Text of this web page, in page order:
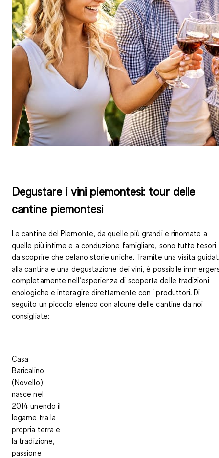
Degustare i vini piemontesi: tour delle
cantine piemontesi
Le cantine del Piemonte, da quelle più grandi e rinomate a
quelle più intime e a conduzione famigliare, sono tutte tesori
da scoprire che celano storie uniche. Tramite una visita
alla cantina e una degustazione dei vini, è possibile
completamente nell’esperienza di scoperta delle tradizioni
enologiche e interagire direttamente con i produttori. Di
seguito un piccolo elenco con alcune delle cantine da noi
consigliate:
Casa
Baricalino
(Novello):
nasce nel
2014 unendo il
legame tra la
propria terra e
la tradizione,
passione